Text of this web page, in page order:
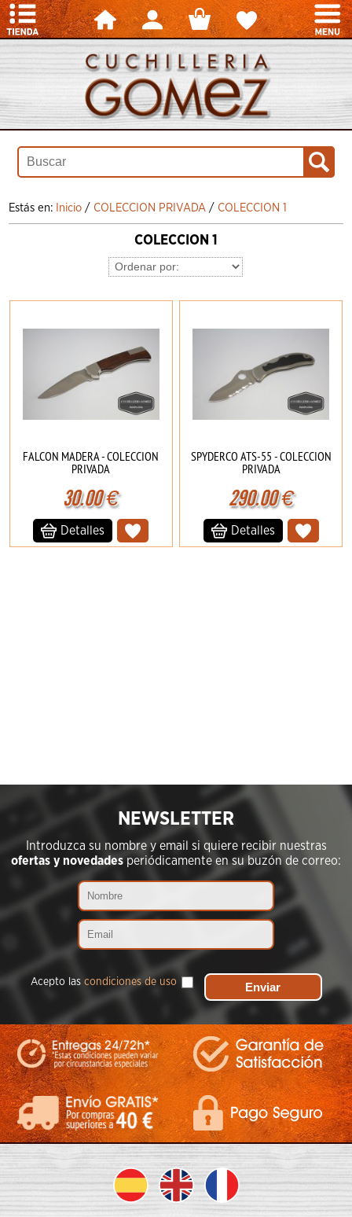
Estás en: Inicio /COLECCION PRIVADA /COLECCION 1
COLECCION 1
FALCON MADERA - COLECCION
PRIVADA
30.00€
Detalles
SPYDERCO ATS-55 - COLECCION
PRIVADA
290.00€
Detalles
NEWSLETTER
Introduzca su nombre y email si quiere recibir nuestras
ofertas y novedadesperiódicamente en su buzón de correo:
Acepto las condiciones de uso